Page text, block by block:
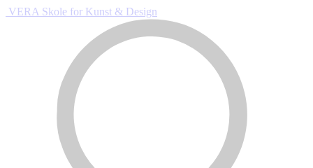
Gå
VERA Skole for Kunst & Design